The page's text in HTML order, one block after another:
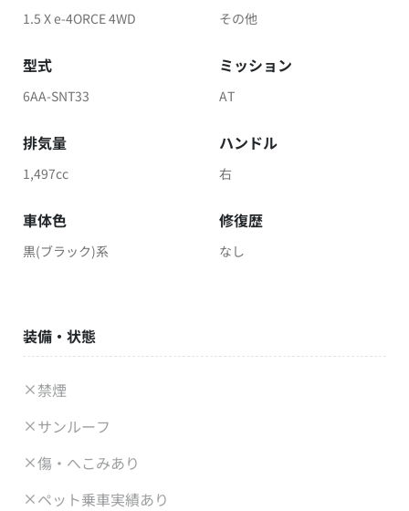
1.5 X e-4ORCE 4WD その他
型式
6AA-SNT33
ミッション
AT
排気量
1,497cc
ハンドル
右
車体色
黒(ブラック)系
修復歴
なし
装備・状態
禁煙
サンルーフ
傷・へこみあり
ペット乗車実績あり